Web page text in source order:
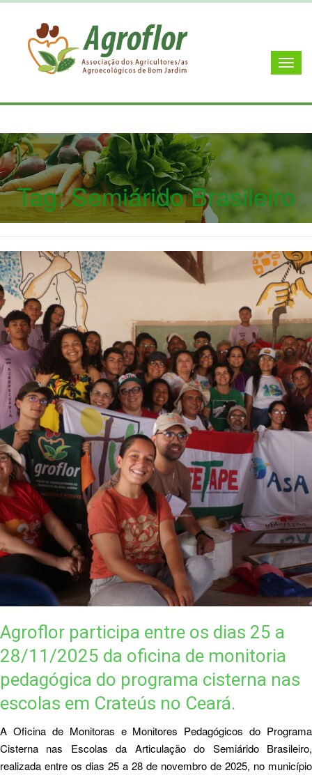
Tag:Semiárido Brasileiro
Agroflor participa entre os dias 25 a
28/11/2025 da oficina de monitoria
pedagógica do programa cisterna nas
escolas em Crateús no Ceará.
A Oficina de Monitoras e Monitores Pedagógicos do Programa
Cisterna nas Escolas da Articulação do Semiárido Brasileiro,
realizada entre os dias 25 a 28 de novembro de 2025, no município